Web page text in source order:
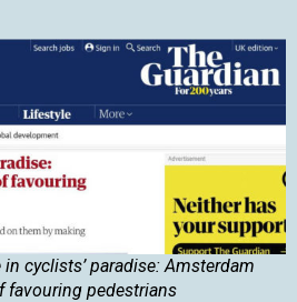
cyclists’ paradise: Amsterdam
favouring pedestrians